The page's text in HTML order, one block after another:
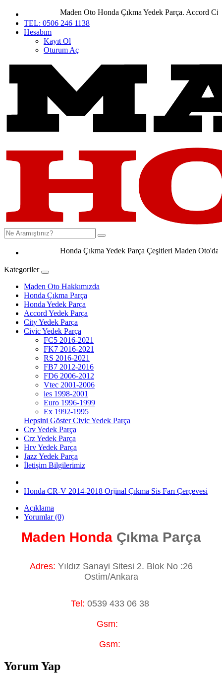
Maden Oto Honda Çıkma Yedek Parça. Accord City
TEL: 0506 246 1138
Hesabım
Kayıt Ol
Oturum Aç
Honda Çıkma Yedek Parça Çeşitleri Maden Oto'da
Kategoriler
Maden Oto Hakkımızda
Honda Çıkma Parça
Honda Yedek Parça
Accord Yedek Parça
City Yedek Parça
Civic Yedek Parça
FC5 2016-2021
FK7 2016-2021
RS 2016-2021
FB7 2012-2016
FD6 2006-2012
Vtec 2001-2006
ies 1998-2001
Euro 1996-1999
Ex 1992-1995
Hepsini Göster Civic Yedek Parça
Crv Yedek Parça
Crz Yedek Parça
Hrv Yedek Parça
Jazz Yedek Parça
İletişim Bilgilerimiz
Honda CR-V 2014-2018 Orjinal Çıkma Sis Farı Çerçevesi
Açıklama
Yorumlar (0)
Maden HondaÇıkma Parça
Adres: Yıldız Sanayi Sitesi 2. Blok No :26
Ostim/Ankara
Tel: 0539 433 06 38
Gsm:
Gsm:
Yorum Yap